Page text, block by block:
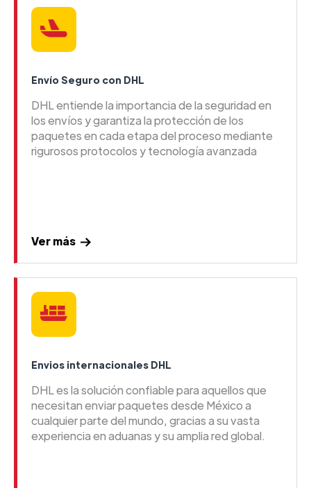
Envío Seguro con DHL
DHL entiende la importancia de la seguridad en
los envíos y garantiza la protección de los
paquetes en cada etapa del proceso mediante
rigurosos protocolos y tecnología avanzada
Ver más
Envios internacionales DHL
DHL es la solución confiable para aquellos que
necesitan enviar paquetes desde México a
cualquier parte del mundo, gracias a su vasta
experiencia en aduanas y su amplia red global.